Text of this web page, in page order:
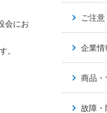
会にお
。
ご注
企業情
商品・
故障・